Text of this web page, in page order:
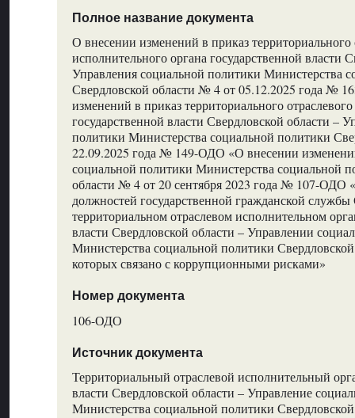
Полное название документа
О внесении изменений в приказ территориального
исполнительного органа государственной власти
Управления социальной политики Министерства
Свердловской области № 4 от 05.12.2025 года №
изменений в приказ территориального
государственной власти Свердловской области –
политики Министерства социальной политики
22.09.2025 года № 149-ОДО «О внесении
социальной политики Министерства социальной
области № 4 от 20 сентября 2023 года № 107-ОДО
должностей государственной гражданской
территориальном отраслевом исполнительном
власти Свердловской области – Управлении
Министерства социальной политики
которых связано с коррупционными рисками»
Номер документа
106-ОДО
Источник документа
Территориальный отраслевой исполнительный
власти Свердловской области – Управление
Министерства социальной политики